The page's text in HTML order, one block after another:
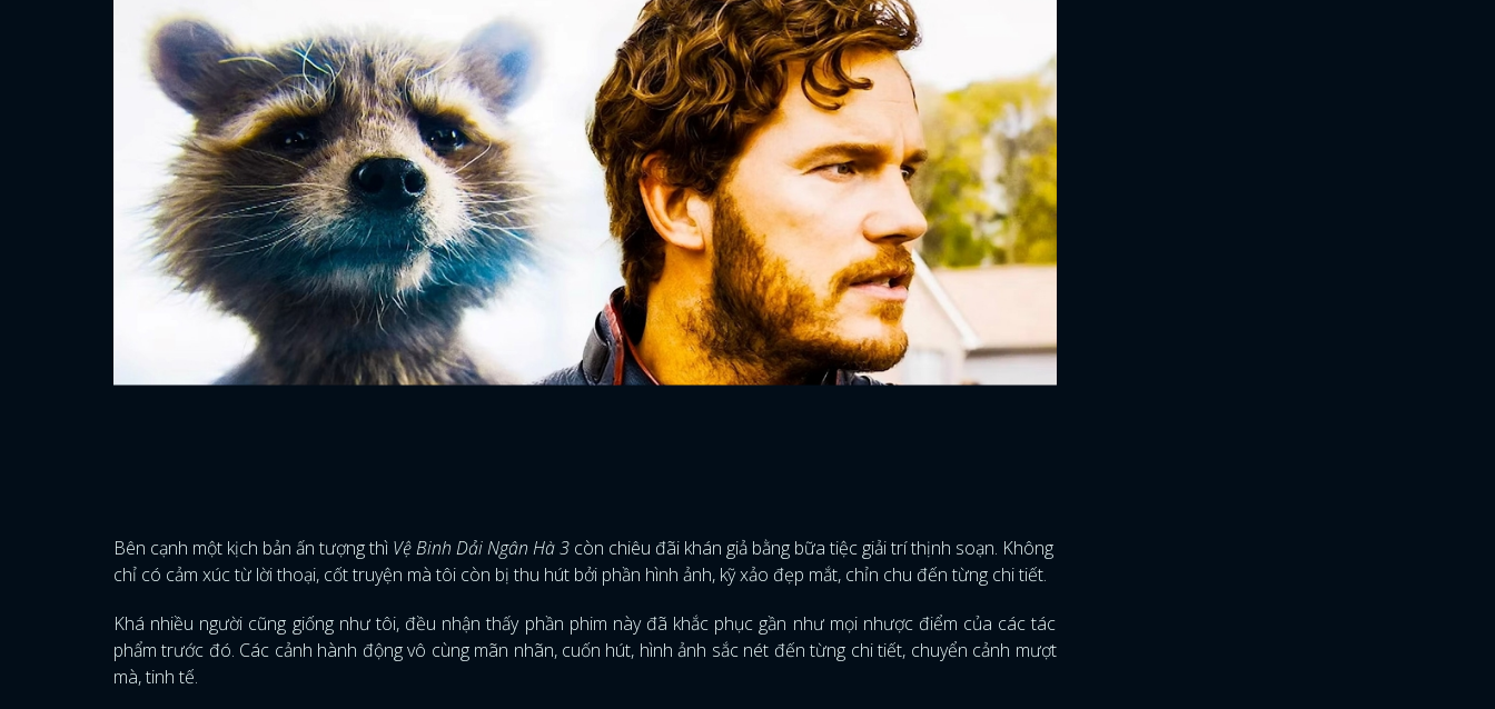
Bên cạnh một kịch bản ấn tượng thì Vệ Binh Dải Ngân Hà 3 còn chiêu đãi khán giả bằng bữa tiệc giải trí thịnh soạn. Không
chỉ có cảm xúc từ lời thoại, cốt truyện mà tôi còn bị thu hút bởi phần hình ảnh, kỹ xảo đẹp mắt, chỉn chu đến từng chi tiết.
Khá nhiều người cũng giống như tôi, đều nhận thấy phần phim này đã khắc phục gần như mọi nhược điểm của các tác
phẩm trước đó. Các cảnh hành động vô cùng mãn nhãn, cuốn hút, hình ảnh sắc nét đến từng chi tiết, chuyển cảnh mượt
mà, tinh tế.